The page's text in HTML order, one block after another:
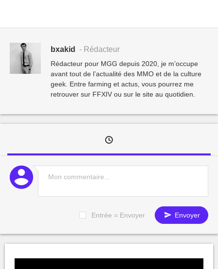
bxakid - Rédacteur
Rédacteur pour MGG depuis 2020, je m’occupe
avant tout de l’actualité des MMO et de la culture
geek. Entre farming et actus, vous pourrez me
retrouver sur FFXIV ou sur le site au quotidien.
Entrée = Envoyer Envoyer